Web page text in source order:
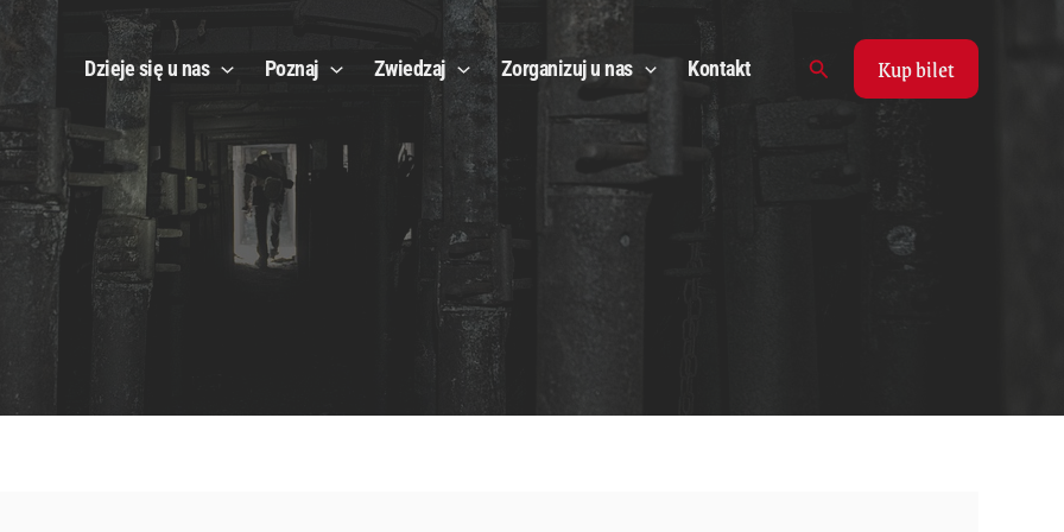
Dzieje się u nas Poznaj Zwiedzaj Zorganizuj u nas Kontakt Search Kup bilet